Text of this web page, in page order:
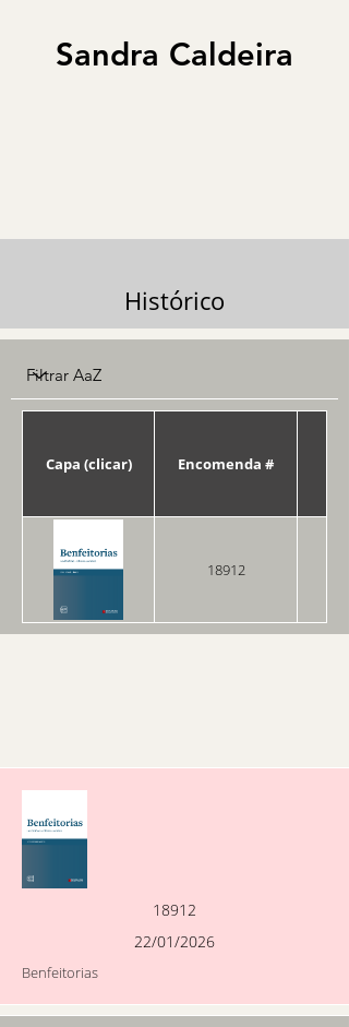
Sandra Caldeira
Histórico
Capa (clicar) Encomenda #
18912
18912
22/01/2026
Benfeitorias